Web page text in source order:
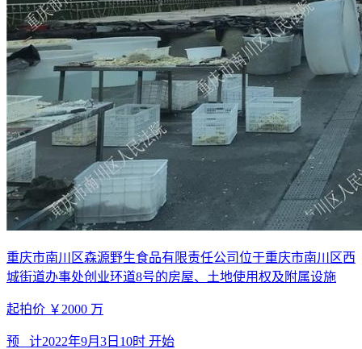
重庆市南川区森源野生食品有限责任公司位于重庆市南川区西
城街道办事处创业环道8号的房屋、土地使用权及附属设施
起拍价 ￥2000 万
预 计2022年9月3日10时 开始